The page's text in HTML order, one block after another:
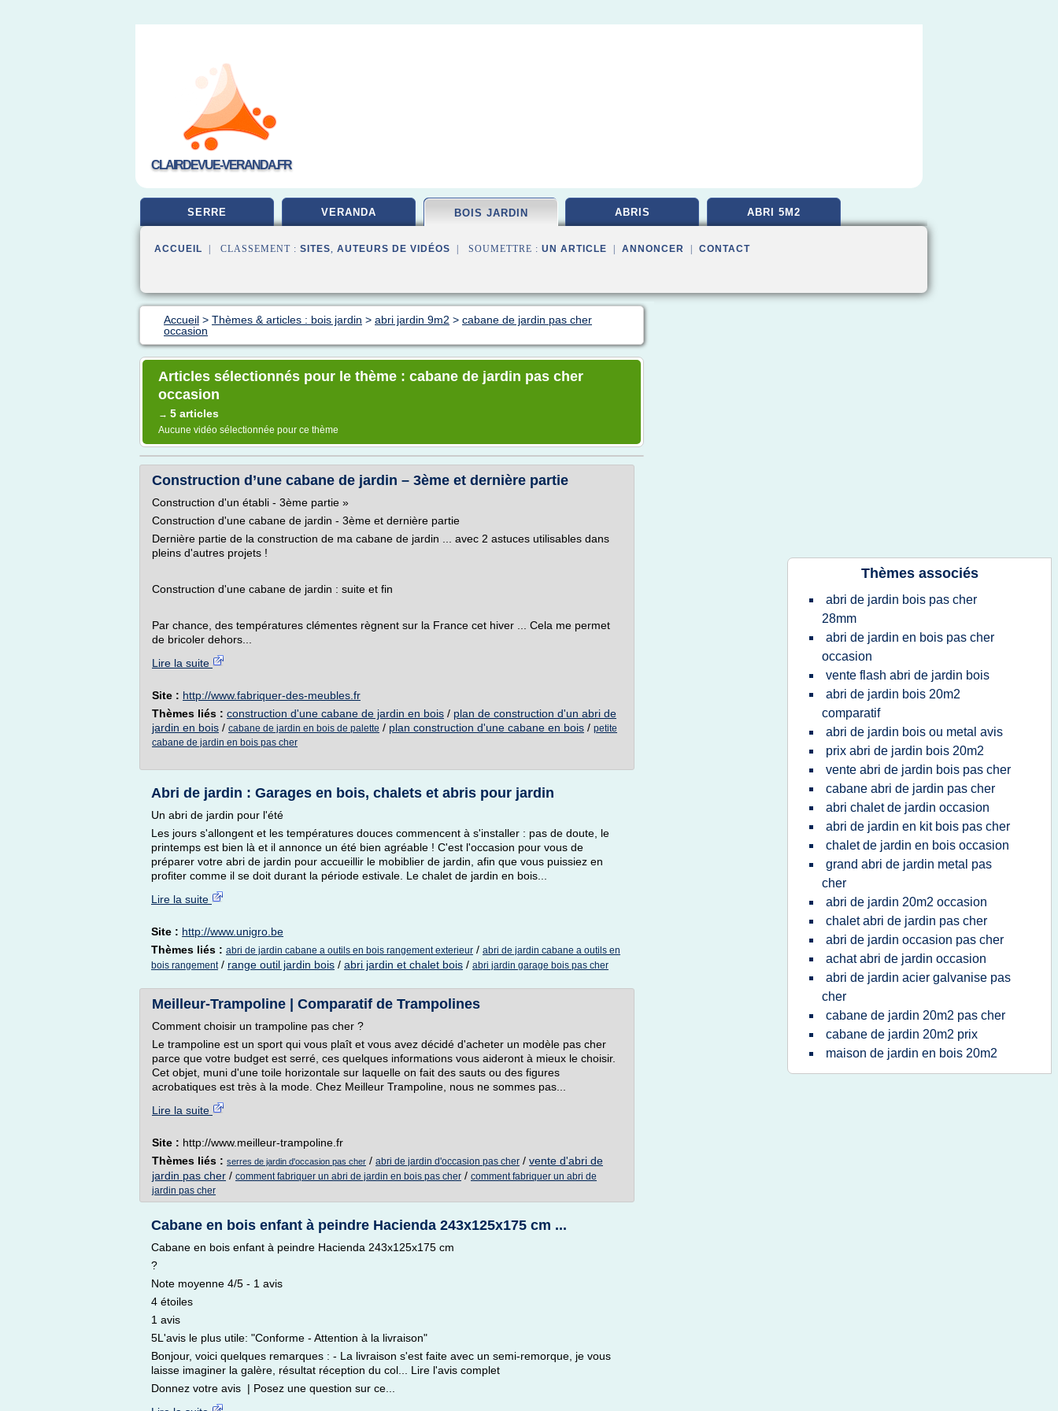
CLAIRDEVUE-VERANDA.FR
SERRE VERANDA BOIS JARDIN ABRIS ABRI 5M2
ACCUEIL | CLASSEMENT : SITES, AUTEURS DE VIDÉOS | SOUMETTRE : UN ARTICLE ANNONCER CONTACT
Accueil > Thèmes & articles : bois jardin > abri jardin 9m2 > cabane de jardin pas cher
occasion
Articles sélectionnés pour le thème : cabane de jardin pas cher
occasion
→ 5 articles
Aucune vidéo sélectionnée pour ce thème
Construction d’une cabane de jardin – 3ème et dernière partie
Construction d'un établi - 3ème partie »
Construction d'une cabane de jardin - 3ème et dernière partie
Dernière partie de la construction de ma cabane de jardin ... avec 2 astuces utilisables dans
pleins d'autres projets !
Construction d'une cabane de jardin : suite et fin
Par chance, des températures clémentes règnent sur la France cet hiver ... Cela me permet
de bricoler dehors...
Lire la suite
Site : http://www.fabriquer-des-meubles.fr
Thèmes liés : construction d'une cabane de jardin en bois / plan de construction d'un abri de
jardin en bois / cabane de jardin en bois de palette / plan construction d'une cabane en bois / petite
cabane de jardin en bois pas cher
Abri de jardin : Garages en bois, chalets et abris pour jardin
Un abri de jardin pour l'été
Les jours s'allongent et les températures douces commencent à s'installer : pas de doute, le
printemps est bien là et il annonce un été bien agréable ! C'est l'occasion pour vous de
préparer votre abri de jardin pour accueillir le mobiblier de jardin, afin que vous puissiez en
profiter comme il se doit durant la période estivale. Le chalet de jardin en bois...
Lire la suite
Site : http://www.unigro.be
Thèmes liés : abri de jardin cabane a outils en bois rangement exterieur / abri de jardin cabane a outils en
bois rangement/ range outil jardin bois / abri jardin et chalet bois / abri jardin garage bois pas cher
Meilleur-Trampoline | Comparatif de Trampolines
Comment choisir un trampoline pas cher ?
Le trampoline est un sport qui vous plaît et vous avez décidé d'acheter un modèle pas cher
parce que votre budget est serré, ces quelques informations vous aideront à mieux le choisir.
Cet objet, muni d'une toile horizontale sur laquelle on fait des sauts ou des figures
acrobatiques est très à la mode. Chez Meilleur Trampoline, nous ne sommes pas...
Lire la suite
Site : http://www.meilleur-trampoline.fr
Thèmes liés : serres de jardin d'occasion pas cher / abri de jardin d'occasion pas cher / vente d'abri de
jardin pas cher / comment fabriquer un abri de jardin en bois pas cher / comment fabriquer un abri de
jardin pas cher
Cabane en bois enfant à peindre Hacienda 243x125x175 cm ...
Cabane en bois enfant à peindre Hacienda 243x125x175 cm
?
Note moyenne 4/5 - 1 avis
4 étoiles
1 avis
5L'avis le plus utile: "Conforme - Attention à la livraison"
Bonjour, voici quelques remarques : - La livraison s'est faite avec un semi-remorque, je vous
laisse imaginer la galère, résultat réception du col... Lire l'avis complet
Donnez votre avis | Posez une question sur ce...
Thèmes associés
abri de jardin bois pas cher
28mm
abri de jardin en bois pas cher
occasion
vente flash abri de jardin bois
abri de jardin bois 20m2
comparatif
abri de jardin bois ou metal avis
prix abri de jardin bois 20m2
vente abri de jardin bois pas cher
cabane abri de jardin pas cher
abri chalet de jardin occasion
abri de jardin en kit bois pas cher
chalet de jardin en bois occasion
grand abri de jardin metal pas
cher
abri de jardin 20m2 occasion
chalet abri de jardin pas cher
abri de jardin occasion pas cher
achat abri de jardin occasion
abri de jardin acier galvanise pas
cher
cabane de jardin 20m2 pas cher
cabane de jardin 20m2 prix
maison de jardin en bois 20m2